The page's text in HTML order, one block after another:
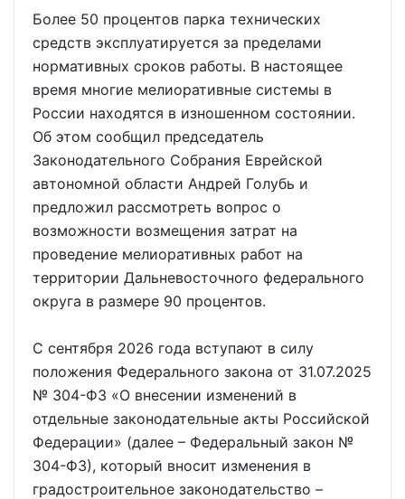
Более 50 процентов парка технических
средств эксплуатируется за пределами
нормативных сроков работы. В настоящее
время многие мелиоративные системы в
России находятся в изношенном состоянии.
Об этом сообщил председатель
Законодательного Собрания Еврейской
автономной области Андрей Голубь и
предложил рассмотреть вопрос о
возможности возмещения затрат на
проведение мелиоративных работ на
территории Дальневосточного федерального
округа в размере 90 процентов.
С сентября 2026 года вступают в силу
положения Федерального закона от 31.07.2025
№ 304-ФЗ «О внесении изменений в
отдельные законодательные акты Российской
Федерации» (далее – Федеральный закон №
304-ФЗ), который вносит изменения в
градостроительное законодательство –